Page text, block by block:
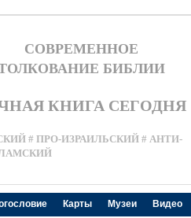
СОВРЕМЕННОЕ
БИБЛИИ
КНИГА СЕГОДНЯ
# ПРО-ИЗРАИЛЬСКИЙ # АНТИ-
Карты Музеи Видео